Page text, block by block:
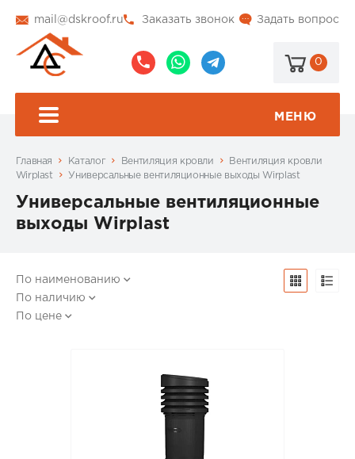
mail@dskroof.ru Задать вопрос
Заказать звонок
0
МЕНЮ
Главная Каталог Вентиляция кровли
Вентиляция кровли
Wirplast
Универсальные вентиляционные выходы Wirplast
Универсальные вентиляционные
выходы Wirplast
По наименованию
По наличию
По цене